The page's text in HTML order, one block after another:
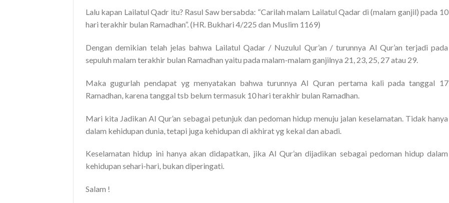
Lalu kapan Lailatul Qadr itu? Rasul Saw bersabda: “Carilah malam Lailatul Qadar di (malam ganjil) pada 10
hari terakhir bulan Ramadhan”. (HR. Bukhari 4/225 dan Muslim 1169)
Dengan demikian telah jelas bahwa Lailatul Qadar / Nuzulul Qur’an / turunnya Al Qur’an terjadi pada
sepuluh malam terakhir bulan Ramadhan yaitu pada malam-malam ganjilnya 21, 23, 25, 27 atau 29.
Maka gugurlah pendapat yg menyatakan bahwa turunnya Al Quran pertama kali pada tanggal 17
Ramadhan, karena tanggal tsb belum termasuk 10 hari terakhir bulan Ramadhan.
Mari kita Jadikan Al Qur’an sebagai petunjuk dan pedoman hidup menuju jalan keselamatan. Tidak hanya
dalam kehidupan dunia, tetapi juga kehidupan di akhirat yg kekal dan abadi.
Keselamatan hidup ini hanya akan didapatkan, jika Al Qur’an dijadikan sebagai pedoman hidup dalam
kehidupan sehari-hari, bukan diperingati.
Salam !